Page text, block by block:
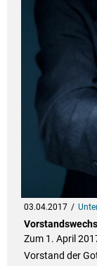
03.04.2017
Zum 1. April
Vorstand der